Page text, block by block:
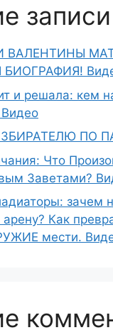
записи
ВАЛЕНТИНЫ
и решала: кем
ПО
Что
Заветами?
зачем
Как
мести.